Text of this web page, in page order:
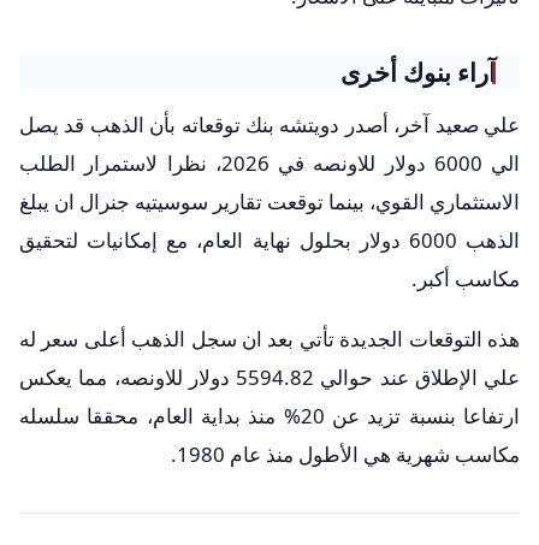
آراء بنوك أخرى
علي صعيد آخر، أصدر دويتشه بنك توقعاته بأن الذهب قد يصل
الي 6000 دولار للاونصه في 2026، نظرا لاستمرار الطلب
الاستثماري القوي، بينما توقعت تقارير سوسيتيه جنرال ان يبلغ
الذهب 6000 دولار بحلول نهاية العام، مع إمكانيات لتحقيق
مكاسب أكبر.
هذه التوقعات الجديدة تأتي بعد ان سجل الذهب أعلى سعر له
علي الإطلاق عند حوالي 5594.82 دولار للاونصه، مما يعكس
ارتفاعا بنسبة تزيد عن 20% منذ بداية العام، محققا سلسله
مكاسب شهرية هي الأطول منذ عام 1980.